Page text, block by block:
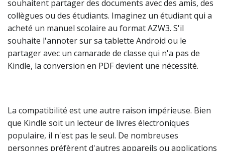
souhaitent partager des documents avec des amis, des
collègues ou des étudiants. Imaginez un étudiant qui a
acheté un manuel scolaire au format AZW3. S'il
souhaite l'annoter sur sa tablette Android ou le
partager avec un camarade de classe qui n'a pas de
Kindle, la conversion en PDF devient une nécessité.
La compatibilité est une autre raison impérieuse. Bien
que Kindle soit un lecteur de livres électroniques
populaire, il n'est pas le seul. De nombreuses
personnes préfèrent d'autres appareils ou applications